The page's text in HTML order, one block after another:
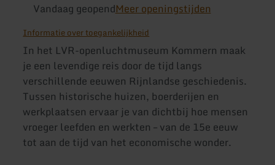
Vandaag geopendMeer openingstijden
Informatie over toegankelijkheid
In het LVR-openluchtmuseum Kommern maak
je een levendige reis door de tijd langs
verschillende eeuwen Rijnlandse geschiedenis.
Tussen historische huizen, boerderijen en
werkplaatsen ervaar je van dichtbij hoe mensen
vroeger leefden en werkten – van de 15e eeuw
tot aan de tijd van het economische wonder.